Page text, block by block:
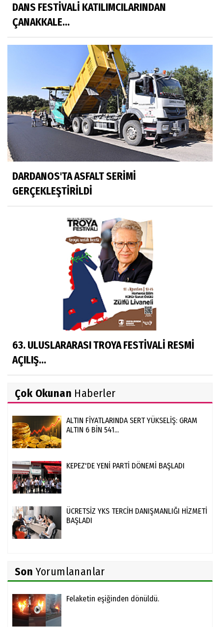
DANS FESTİVALİ KATILIMCILARINDAN
ÇANAKKALE...
DARDANOS'TA ASFALT SERİMİ
GERÇEKLEŞTİRİLDİ
63. ULUSLARARASI TROYA FESTİVALİ RESMİ
AÇILIŞ...
Çok Okunan Haberler
ALTIN FİYATLARINDA SERT YÜKSELİŞ: GRAM
ALTIN 6 BİN 541...
KEPEZ'DE YENİ PARTİ DÖNEMİ BAŞLADI
ÜCRETSİZ YKS TERCİH DANIŞMANLIĞI HİZMETİ
BAŞLADI
Son Yorumlananlar
Felaketin eşiğinden dönüldü.